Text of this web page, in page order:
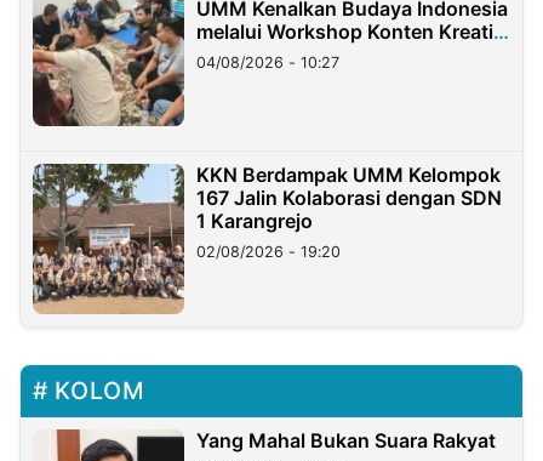
UMM Kenalkan Budaya Indonesia
melalui Workshop Konten Kreatif
di Taiwan
04/08/2026 - 10:27
KKN Berdampak UMM Kelompok
167 Jalin Kolaborasi dengan SDN
1 Karangrejo
02/08/2026 - 19:20
KOLOM
Yang Mahal Bukan Suara Rakyat